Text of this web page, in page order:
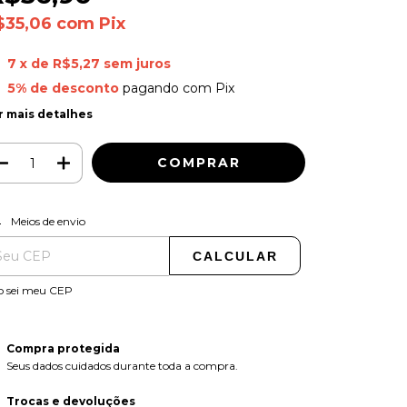
com Pix
7 x de R$5,27 sem juros
5% de descontopagando com Pix
mais detalhes
para o CEP:
Meios de envio
CALCULAR
sei meu CEP
Compra protegida
Seus dados cuidados durante toda a compra.
Trocas e devoluções